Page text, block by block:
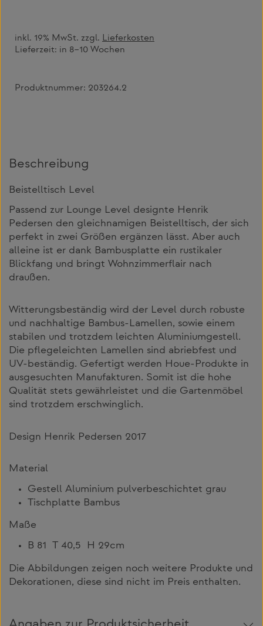
inkl. 19% MwSt. zzgl. Lieferkosten
Lieferzeit: in 8–10 Wochen
Produktnummer: 203264.2
Beschreibung
Beistelltisch Level
Passend zur Lounge Level designte Henrik
Pedersen den gleichnamigen Beistelltisch, der sich
perfekt in zwei Größen ergänzen lässt. Aber auch
alleine ist er dank Bambusplatte ein rustikaler
Blickfang und bringt Wohnzimmerflair nach
draußen.
Witterungsbeständig wird der Level durch robuste
und nachhaltige Bambus-Lamellen, sowie einem
stabilen und trotzdem leichten Aluminiumgestell.
Die pflegeleichten Lamellen sind abriebfest und
UV-beständig. Gefertigt werden Houe-Produkte in
ausgesuchten Manufakturen. Somit ist die hohe
Qualität stets gewährleistet und die Gartenmöbel
sind trotzdem erschwinglich.
Design Henrik Pedersen 2017
Material
Gestell Aluminium pulverbeschichtet grau
Tischplatte Bambus
Maße
B 81 T 40,5 H 29cm
Die Abbildungen zeigen noch weitere Produkte und
Dekorationen, diese sind nicht im Preis enthalten.